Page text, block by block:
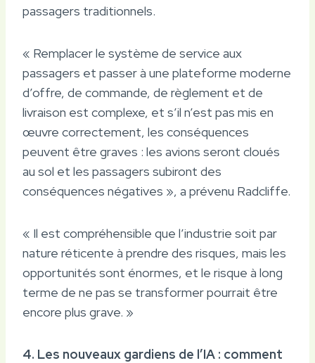
passagers traditionnels.
« Remplacer le système de service aux
passagers et passer à une plateforme moderne
d’offre, de commande, de règlement et de
livraison est complexe, et s’il n’est pas mis en
œuvre correctement, les conséquences
peuvent être graves : les avions seront cloués
au sol et les passagers subiront des
conséquences négatives », a prévenu Radcliffe.
« Il est compréhensible que l’industrie soit par
nature réticente à prendre des risques, mais les
opportunités sont énormes, et le risque à long
terme de ne pas se transformer pourrait être
encore plus grave. »
4. Les nouveaux gardiens de l’IA : comment